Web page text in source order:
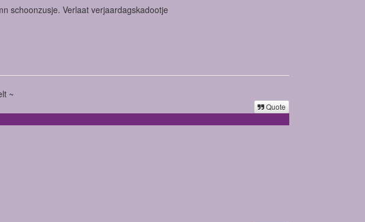
schoonzusje. Verlaat verjaardagskadootje
~
Quote